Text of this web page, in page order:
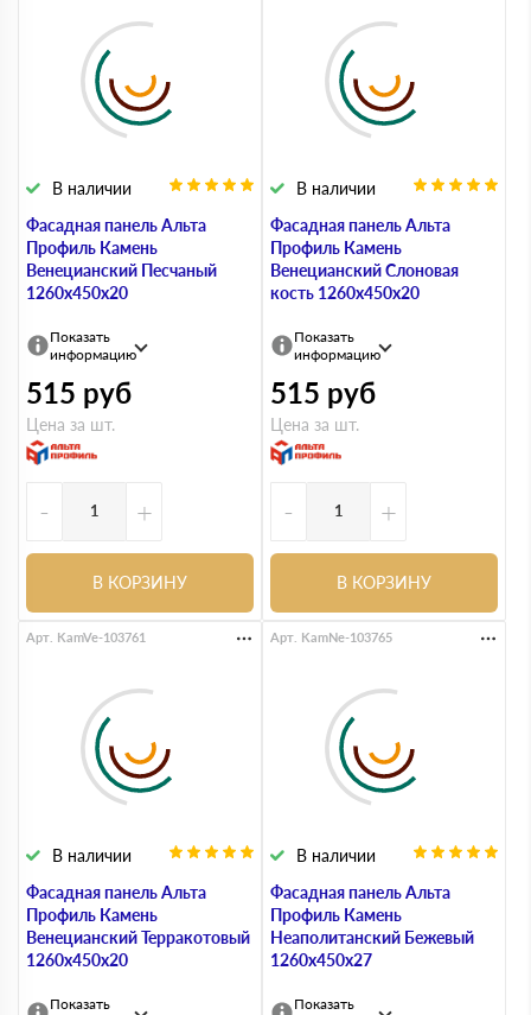
Фасадная панель Альта
Профиль Камень
Венецианский Песчаный
1260х450х20
В наличии
Показать
информацию
515 руб
Цена за шт.
- +
В КОРЗИНУ
Фасадная панель Альта
Профиль Камень
Венецианский Слоновая
кость 1260х450х20
В наличии
Показать
информацию
515 руб
Цена за шт.
- +
В КОРЗИНУ
Фасадная панель Альта
Профиль Камень
Венецианский Терракотовый
1260х450х20
В наличии
Арт. KamVe-103761
Показать
Фасадная панель Альта
Профиль Камень
Неаполитанский Бежевый
1260х450х27
В наличии
Арт. KamNe-103765
Показать